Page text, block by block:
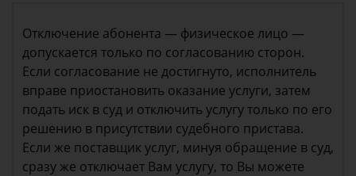
Отключение абонента — физическое лицо —
допускается только по согласованию сторон.
Если согласование не достигнуто, исполнитель
вправе приостановить оказание услуги, затем
подать иск в суд и отключить услугу только по его
решению в присутствии судебного пристава.
Если же поставщик услуг, минуя обращение в суд,
сразу же отключает Вам услугу, то Вы можете